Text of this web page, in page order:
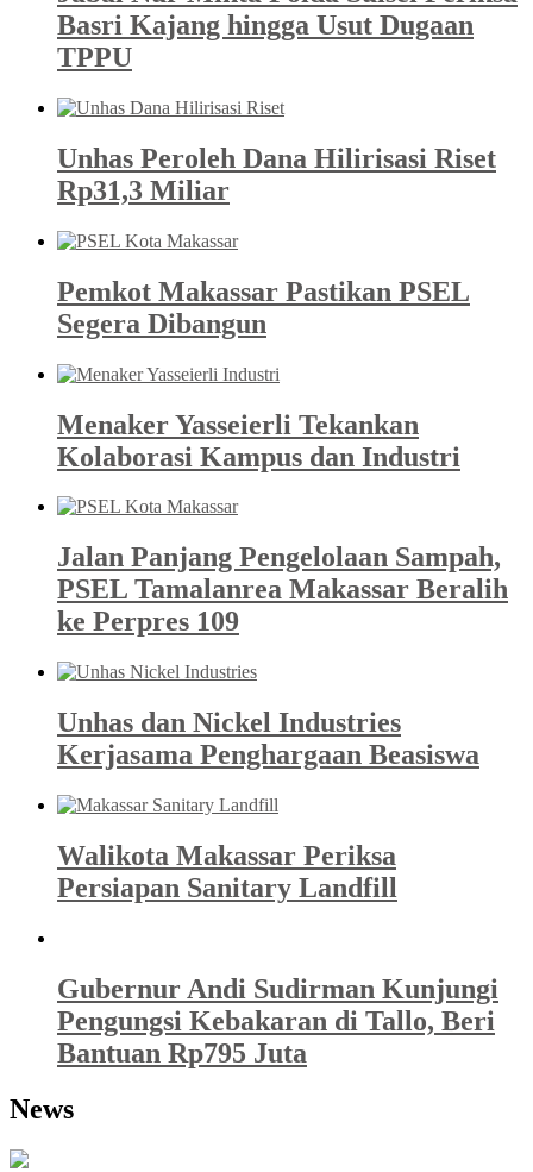
Basri Kajang hingga Usut Dugaan
TPPU
Unhas Peroleh Dana Hilirisasi Riset
Rp31,3 Miliar
Pemkot Makassar Pastikan PSEL
Segera Dibangun
Menaker Yasseierli Tekankan
Kolaborasi Kampus dan Industri
Jalan Panjang Pengelolaan Sampah,
PSEL Tamalanrea Makassar Beralih
ke Perpres 109
Unhas dan Nickel Industries
Kerjasama Penghargaan Beasiswa
Walikota Makassar Periksa
Persiapan Sanitary Landfill
Gubernur Andi Sudirman Kunjungi
Pengungsi Kebakaran di Tallo, Beri
Bantuan Rp795 Juta
News